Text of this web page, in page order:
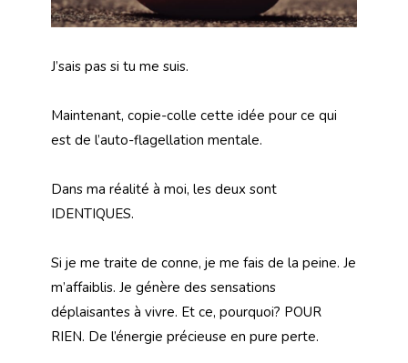
J’sais pas si tu me suis.
Maintenant, copie-colle cette idée pour ce qui
est de l’auto-flagellation mentale.
Dans ma réalité à moi, les deux sont
IDENTIQUES.
Si je me traite de conne, je me fais de la peine. Je
m’affaiblis. Je génère des sensations
déplaisantes à vivre. Et ce, pourquoi? POUR
RIEN. De l’énergie précieuse en pure perte.